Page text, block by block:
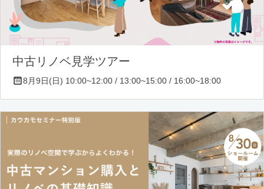
中古リノベ見学ツアー
8月9日(日) 10:00~12:00 / 13:00~15:00 / 16:00~18:00